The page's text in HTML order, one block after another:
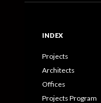
INDEX
Projects
Architects
Offices
Projects Program